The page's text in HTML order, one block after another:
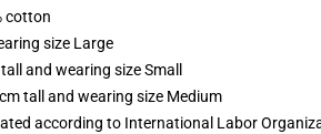
cotton
size Large
and wearing size Small
tall and wearing size Medium
according to International Labor